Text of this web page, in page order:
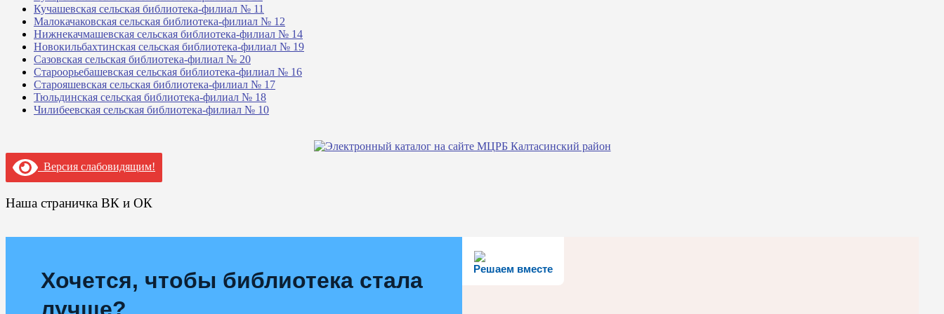
Кучашевская сельская библиотека-филиал № 11
Малокачаковская сельская библиотека-филиал № 12
Нижнекачмашевская сельская библиотека-филиал № 14
Новокильбахтинская сельская библиотека-филиал № 19
Сазовская сельская библиотека-филиал № 20
Староорьебашевская сельская библиотека-филиал № 16
Старояшевская сельская библиотека-филиал № 17
Тюльдинская сельская библиотека-филиал № 18
Чилибеевская сельская библиотека-филиал № 10
Версия слабовидящим!
Наша страничка ВК и ОК
Решаем вместе
Хочется, чтобы библиотека стала
лучше?